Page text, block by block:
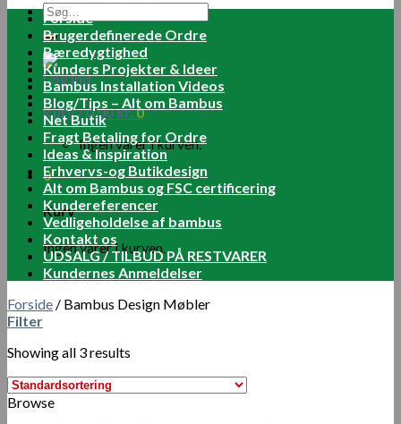
Søg
efter:
Log ind
Kurv /0.00kr.0
Ingen varer i kurven.
0
Kurv
Ingen varer i kurven.
Forside
Brugerdefinerede Ordre
Bæredygtighed
Kunders Projekter & Ideer
Bambus Installation Videos
Blog/Tips – Alt om Bambus
Net Butik
Fragt Betaling for Ordre
Ideas & Inspiration
Erhvervs-og Butikdesign
Alt om Bambus og FSC certificering
Kundereferencer
Vedligeholdelse af bambus
Kontakt os
UDSALG / TILBUD PÅ RESTVARER
Kundernes Anmeldelser
Forside / Bambus Design Møbler
Filter
Showing all 3 results
Browse